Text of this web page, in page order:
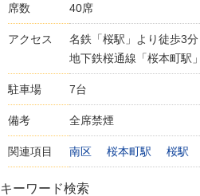
席数 40席
アクセス
名鉄「桜駅」より徒歩3分
地下鉄桜通線「桜本町駅
駐車場 7台
備考 全席禁煙
関連項目 南区 桜本町駅 桜駅
キーワード検索